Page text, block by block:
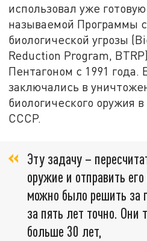
использовал уже
называемой Программы
биологической угрозы
Reduction Program,
Пентагоном с 1991 года.
заключались в
биологического оружия
СССР.
Эту задачу –
оружие и отправить
можно было решить за
за пять лет точно. Они
больше 30 лет,